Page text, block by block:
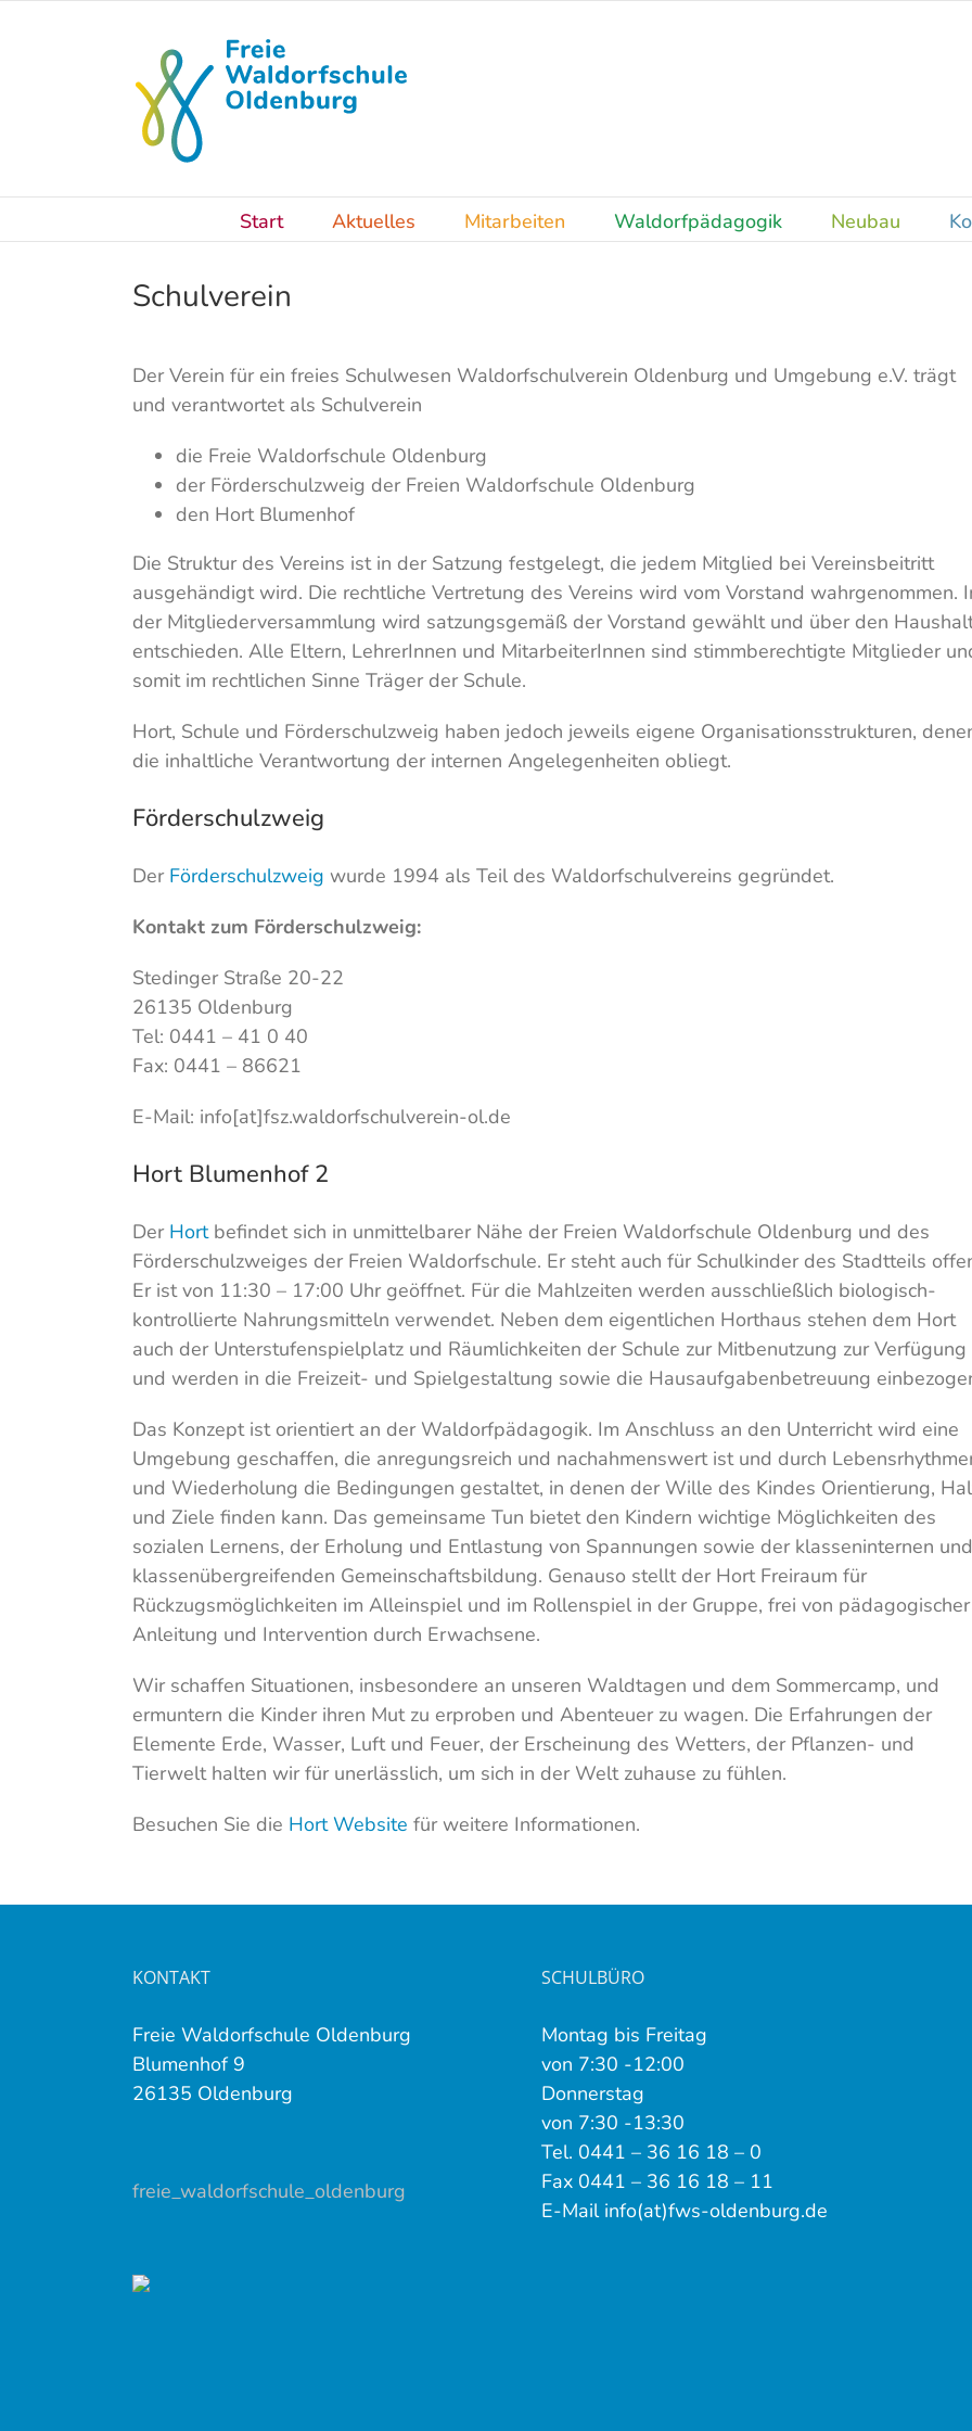
Start Aktuelles Mitarbeiten Waldorfpädagogik Neubau
Schulverein
Der Verein für ein freies Schulwesen Waldorfschulverein Oldenburg und Umgebung e.V. trägt
und verantwortet als Schulverein
die Freie Waldorfschule Oldenburg
der Förderschulzweig der Freien Waldorfschule Oldenburg
den Hort Blumenhof
Die Struktur des Vereins ist in der Satzung festgelegt, die jedem Mitglied bei Vereinsbeitritt
ausgehändigt wird. Die rechtliche Vertretung des Vereins wird vom Vorstand wahrgenommen.
der Mitgliederversammlung wird satzungsgemäß der Vorstand gewählt und über den
entschieden. Alle Eltern, LehrerInnen und MitarbeiterInnen sind stimmberechtigte Mitglieder
somit im rechtlichen Sinne Träger der Schule.
Hort, Schule und Förderschulzweig haben jedoch jeweils eigene Organisationsstrukturen,
die inhaltliche Verantwortung der internen Angelegenheiten obliegt.
Förderschulzweig
Der Förderschulzweig wurde 1994 als Teil des Waldorfschulvereins gegründet.
Kontakt zum Förderschulzweig:
Stedinger Straße 20-22
26135 Oldenburg
Tel: 0441 – 41 0 40
Fax: 0441 – 86621
E-Mail: info[at]fsz.waldorfschulverein-ol.de
Hort Blumenhof 2
DerHortbefindet sich in unmittelbarer Nähe der Freien Waldorfschule Oldenburg und des
Förderschulzweiges der Freien Waldorfschule. Er steht auch für Schulkinder des Stadtteils
Er ist von 11:30 – 17:00 Uhr geöffnet. Für die Mahlzeiten werden ausschließlich biologisch-
kontrollierte Nahrungsmitteln verwendet. Neben dem eigentlichen Horthaus stehen dem Hort
auch der Unterstufenspielplatz und Räumlichkeiten der Schule zur Mitbenutzung zur Verfügung
und werden in die Freizeit- und Spielgestaltung sowie die Hausaufgabenbetreuung
Das Konzept ist orientiert an der Waldorfpädagogik. Im Anschluss an den Unterricht wird eine
Umgebung geschaffen, die anregungsreich und nachahmenswert ist und durch
und Wiederholung die Bedingungen gestaltet, in denen der Wille des Kindes Orientierung,
und Ziele finden kann. Das gemeinsame Tun bietet den Kindern wichtige Möglichkeiten des
sozialen Lernens, der Erholung und Entlastung von Spannungen sowie der klasseninternen und
klassenübergreifenden Gemeinschaftsbildung. Genauso stellt der Hort Freiraum für
Rückzugsmöglichkeiten im Alleinspiel und im Rollenspiel in der Gruppe, frei von pädagogischer
Anleitung und Intervention durch Erwachsene.
Wir schaffen Situationen, insbesondere an unseren Waldtagen und dem Sommercamp, und
ermuntern die Kinder ihren Mut zu erproben und Abenteuer zu wagen. Die Erfahrungen der
Elemente Erde, Wasser, Luft und Feuer, der Erscheinung des Wetters, der Pflanzen- und
Tierwelt halten wir für unerlässlich, um sich in der Welt zuhause zu fühlen.
Besuchen Sie die Hort Website für weitere Informationen.
KONTAKT
Freie Waldorfschule Oldenburg
Blumenhof 9
26135 Oldenburg
freie_waldorfschule_oldenburg
SCHULBÜRO
Montag bis Freitag
von 7:30 -12:00
Donnerstag
von 7:30 -13:30
Tel. 0441 – 36 16 18 – 0
Fax 0441 – 36 16 18 – 11
E-Mail info(at)fws-oldenburg.de